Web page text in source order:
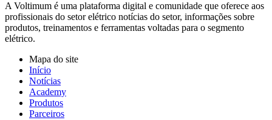
A Voltimum é uma plataforma digital e comunidade que oferece aos
profissionais do setor elétrico notícias do setor, informações sobre
produtos, treinamentos e ferramentas voltadas para o segmento
elétrico.
Mapa do site
Início
Notícias
Academy
Produtos
Parceiros